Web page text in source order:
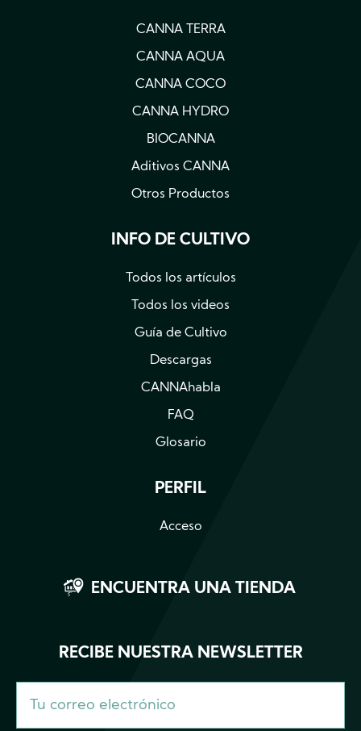
CANNA TERRA
CANNA AQUA
CANNA COCO
CANNA HYDRO
BIOCANNA
Aditivos CANNA
Otros Productos
INFO DE CULTIVO
Todos los artículos
Todos los videos
Guía de Cultivo
Descargas
CANNAhabla
FAQ
Glosario
PERFIL
Acceso
ENCUENTRA UNA TIENDA
RECIBE NUESTRA NEWSLETTER